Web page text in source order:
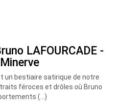
LAFOURCADE -
un bestiaire satirique de notre
féroces et drôles où Bruno
(…)